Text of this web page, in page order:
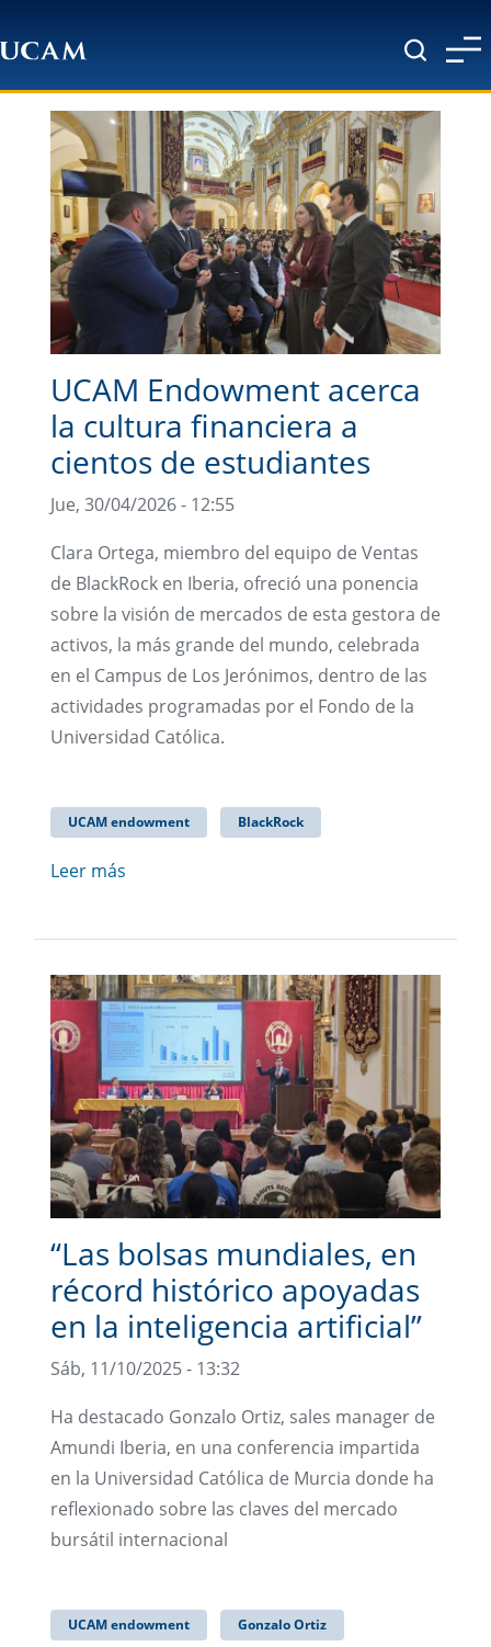
UCAM Endowment acerca
la cultura financiera a
cientos de estudiantes
Jue, 30/04/2026 - 12:55
Clara Ortega, miembro del equipo de Ventas
de BlackRock en Iberia, ofreció una ponencia
sobre la visión de mercados de esta gestora de
activos, la más grande del mundo, celebrada
en el Campus de Los Jerónimos, dentro de las
actividades programadas por el Fondo de la
Universidad Católica.
UCAM endowment BlackRock
Leer más
“Las bolsas mundiales, en
récord histórico apoyadas
en la inteligencia artificial”
Sáb, 11/10/2025 - 13:32
Ha destacado Gonzalo Ortiz, sales manager de
Amundi Iberia, en una conferencia impartida
en la Universidad Católica de Murcia donde ha
reflexionado sobre las claves del mercado
bursátil internacional
UCAM endowment Gonzalo Ortiz